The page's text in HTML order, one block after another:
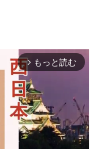
arrow_forward_ios もっと読む